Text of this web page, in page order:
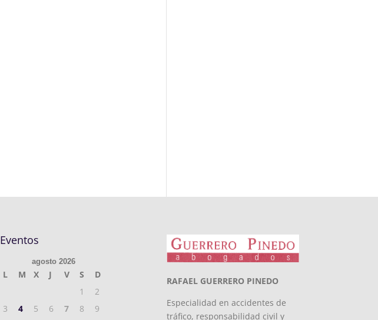
Eventos
agosto 2026
L M X J V S
D
1
2
3
4 5 6 7 8 9
RAFAEL GUERRERO PINEDO
Especialidad en accidentes de
tráfico, responsabilidad civil y